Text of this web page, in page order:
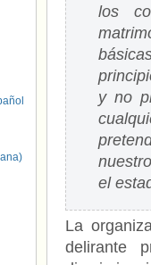
los
y no
el
La
delirante